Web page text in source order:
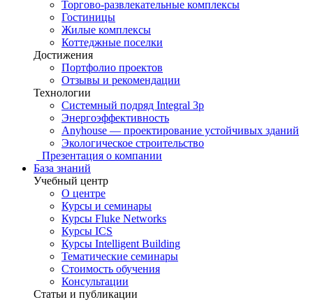
Торгово-развлекательные комплексы
Гостиницы
Жилые комплексы
Коттеджные поселки
Достижения
Портфолио проектов
Отзывы и рекомендации
Технологии
Системный подряд Integral 3p
Энергоэффективность
Anyhouse — проектирование устойчивых зданий
Экологическое строительство
Презентация о компании
База знаний
Учебный центр
О центре
Курсы и семинары
Курсы Fluke Networks
Курсы ICS
Курсы Intelligent Building
Тематические семинары
Стоимость обучения
Консультации
Статьи и публикации